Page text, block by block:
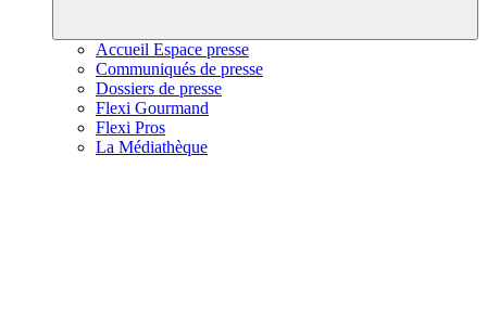
Accueil Espace presse
Communiqués de presse
Dossiers de presse
Flexi Gourmand
Flexi Pros
La Médiathèque